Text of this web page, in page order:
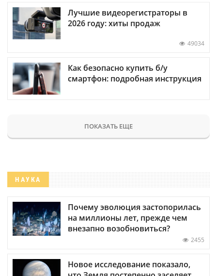
Лучшие видеорегистраторы в
2026 году: хиты продаж
49034
Как безопасно купить б/у
смартфон: подробная инструкция
ПОКАЗАТЬ ЕЩЕ
НАУКА
Почему эволюция застопорилась
на миллионы лет, прежде чем
внезапно возобновиться?
2455
Новое исследование показало,